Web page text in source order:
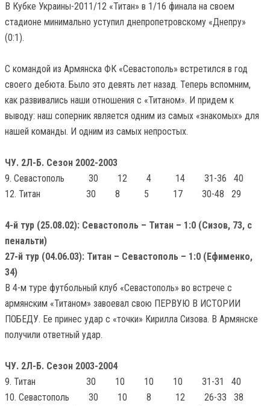
В Кубке Украины-2011/12 «Титан» в 1/16 финала на своем
стадионе минимально уступил днепропетровскому «Днепру»
(0:1).
С командой из Армянска ФК «Севастополь» встретился в год
своего дебюта. Было это девять лет назад. Теперь вспомним,
как развивались наши отношения с «Титаном». И придем к
выводу: наш соперник является одним из самых «знакомых» для
нашей команды. И одним из самых непростых.
ЧУ. 2Л-Б. Сезон 2002-2003
9. Севастополь 30 12 4 14 31-36 40
12. Титан 30 8 5 17 30-48 29
4-й тур (25.08.02): Севастополь – Титан – 1:0 (Сизов, 73, с
пенальти)
27-й тур (04.06.03): Титан – Севастополь – 1:0 (Ефименко,
34)
В 4-м туре футбольный клуб «Севастополь» во встрече с
армянским «Титаном» завоевал свою ПЕРВУЮ В ИСТОРИИ
ПОБЕДУ. Ее принес удар с «точки» Кирилла Сизова. В Армянске
получили ответный удар.
ЧУ. 2Л-Б. Сезон 2003-2004
9. Титан 30 10 10 10 31-31 40
10. Севастополь 30 10 8 12 26-33 38